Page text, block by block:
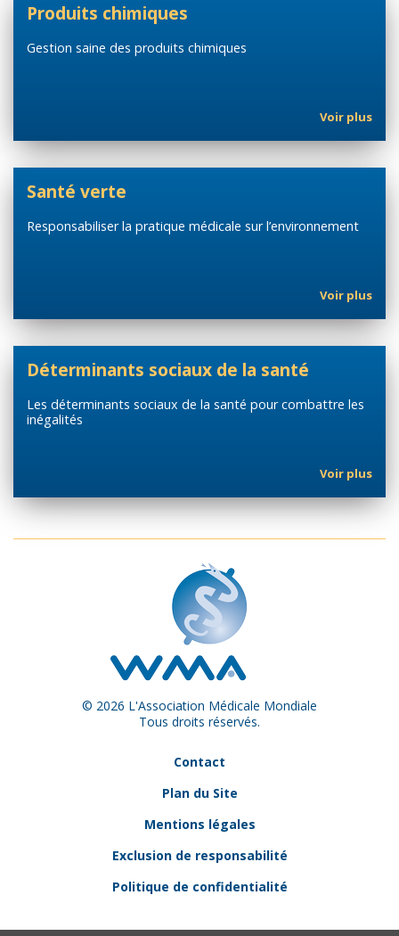
Produits chimiques
Gestion saine des produits chimiques
Voir plus
Santé verte
Responsabiliser la pratique médicale sur l’environnement
Voir plus
Déterminants sociaux de la santé
Les déterminants sociaux de la santé pour combattre les
inégalités
Voir plus
© 2026 L'Association Médicale Mondiale
Tous droits réservés.
Contact
Plan du Site
Mentions légales
Exclusion de responsabilité
Politique de confidentialité